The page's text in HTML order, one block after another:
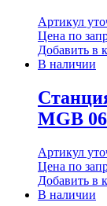
Артикул
Цена по
Добавить в
В наличии
MGB
Артикул
Цена по
Добавить в
В наличии